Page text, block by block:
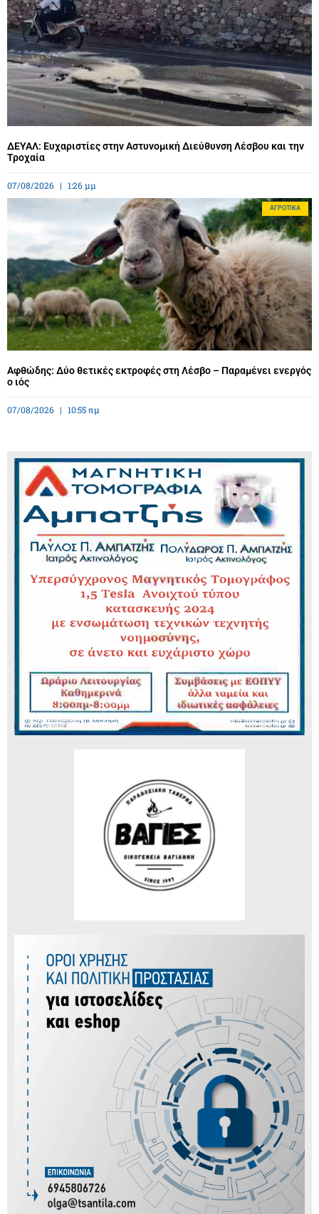
ΔΕΥΑΛ: Ευχαριστίες στην Αστυνομική Διεύθυνση Λέσβου και την
Τροχαία
07/08/2026 1:26 μμ
ΑΓΡΟΤΙΚΆ
Αφθώδης: Δύο θετικές εκτροφές στη Λέσβο – Παραμένει ενεργός
ο ιός
07/08/2026 10:55 πμ